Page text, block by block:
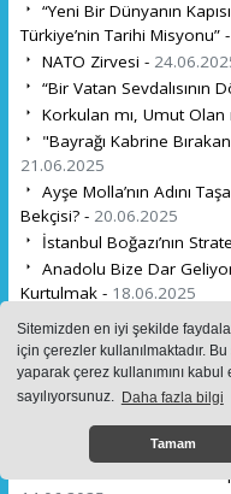
Sitemizden en iyi şekilde
için çerezler kullanılmaktadır.
yaparak çerez kullanımını kabul
sayılıyorsunuz. Daha fazla bilgi
Tamam
“Yeni Bir Dünyanın
Türkiye’nin Tarihi Misyonu” -
NATO Zirvesi -
“Bir Vatan Sevdalısının
Korkulan mı, Umut Olan
"Bayrağı Kabrine
21.06.2025
Ayşe Molla’nın Adını
Bekçisi? - 20.06.2025
İstanbul Boğazı’nın
Anadolu Bize Dar Geliyor:
Kurtulmak - 18.06.2025
Perdenin Önü İran,
"Vadedilmiş Topraklar"
Kürtlerin Konumu -
İran Kimliği Üzerine Bir
Ortadoğu’nun Barut
Unutmak İhanettir: